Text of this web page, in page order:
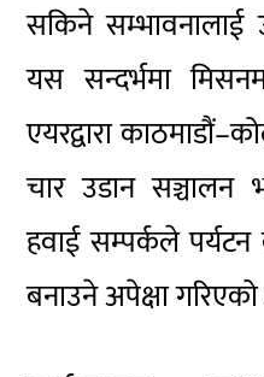
सकिने सम्भावनालाई
यस सन्दर्भमा
एयरद्वारा
चार उडान सञ्चालन
हवाई सम्पर्कले
बनाउने अपेक्षा